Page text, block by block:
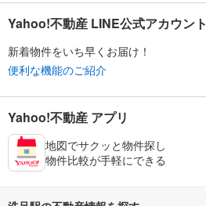
Yahoo!不動産 LINE公式アカウント
新着物件をいち早くお届け！
便利な機能のご紹介
Yahoo!不動産 アプリ
地図でサクッと物件探し
物件比較が手軽にできる